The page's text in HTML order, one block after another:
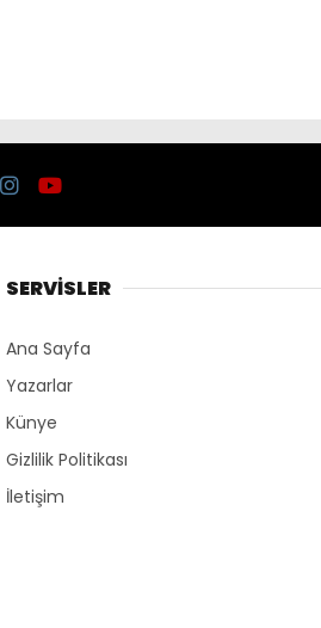
SERVİSLER
Ana Sayfa
Yazarlar
Künye
Gizlilik Politikası
İletişim